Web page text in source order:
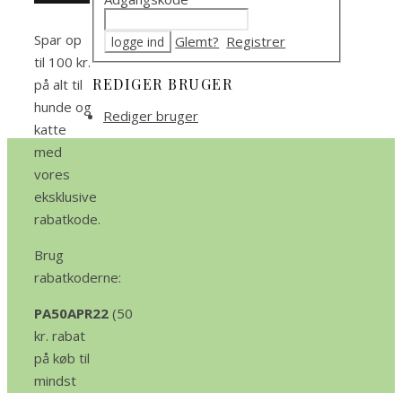
Spar op
til 100 kr.
på alt til
hunde og
katte
med
vores
eksklusive
rabatkode.
Brug
rabatkoderne:
PA50APR22 (50
kr. rabat
på køb til
mindst
Glemt? Registrer
REDIGER BRUGER
Rediger bruger